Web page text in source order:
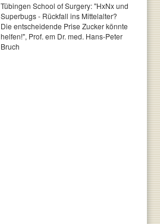
Tübingen School of Surgery: "HxNx und
Superbugs - Rückfall ins Mittelalter?
Die entscheidende Prise Zucker könnte
helfen!", Prof. em Dr. med. Hans-Peter
Bruch